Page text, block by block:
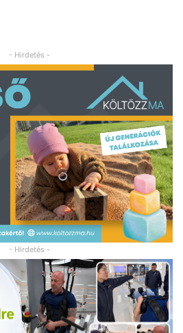
- Hirdetés -
- Hirdetés -